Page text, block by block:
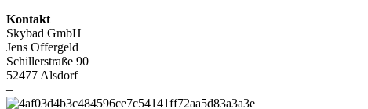
Kontakt
Skybad GmbH
Jens Offergeld
Schillerstraße 90
52477 Alsdorf
–